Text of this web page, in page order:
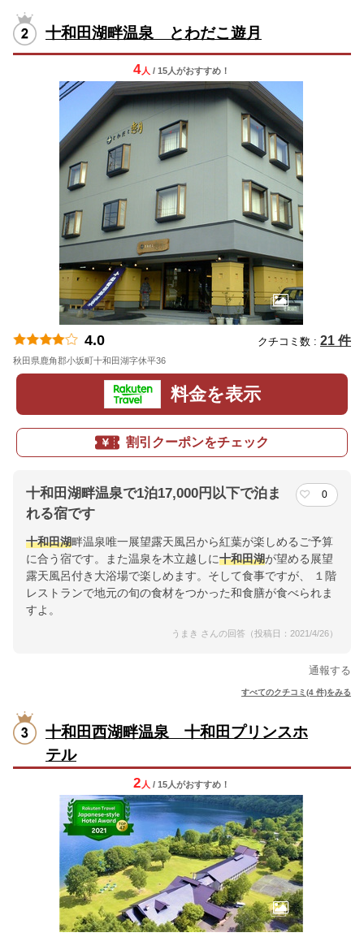
十和田湖畔温泉 とわだこ遊月
4人 / 15人がおすすめ！
4.0 クチコミ数 : 21 件
秋田県鹿角郡小坂町十和田湖字休平36
料金を表示
割引クーポンをチェック
十和田湖畔温泉で1泊17,000円以下で泊ま
れる宿です
0
十和田湖畔温泉唯一展望露天風呂から紅葉が楽しめるご予算
に合う宿です。また温泉を木立越しに十和田湖が望める展望
露天風呂付き大浴場で楽しめます。そして食事ですが、 １階
レストランで地元の旬の食材をつかった和食膳が食べられま
すよ。
うまき さんの回答（投稿日：2021/4/26）
通報する
すべてのクチコミ(4 件)をみる
十和田西湖畔温泉 十和田プリンスホ
テル
2 人 / 15人がおすすめ！